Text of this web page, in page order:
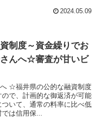
2024.05.09
制度～資金繰りでお
んへ☆審査が甘いビ
☆福井県の公的な融資制度
で、計画的な御返済が可能
いて、通常の料率に比べ低
は信用保...